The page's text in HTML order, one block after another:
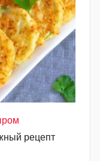
рецепт